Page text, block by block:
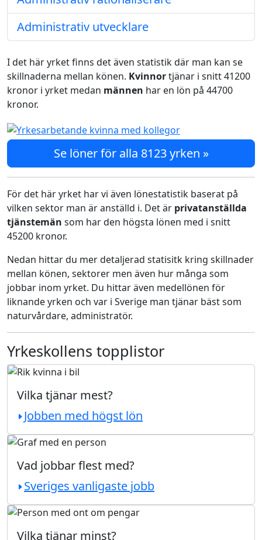
Administrativ utvecklare
I det här yrket finns det även statistik där man kan se
skillnaderna mellan könen. Kvinnortjänar i snitt 41200
kronor i yrket medan männen har en lön på 44700
kronor.
Se löner för alla 8123 yrken »
För det här yrket har vi även lönestatistik baserat på
vilken sektor man är anställd i. Det är privatanställda
tjänstemän som har den högsta lönen med i snitt
45200 kronor.
Nedan hittar du mer detaljerad statisitk kring skillnader
mellan könen, sektorer men även hur många som
jobbar inom yrket. Du hittar även medellönen för
liknande yrken och var i Sverige man tjänar bäst som
naturvårdare, administratör.
Yrkeskollens topplistor
Vilka tjänar mest?
Jobben med högst lön
Vad jobbar flest med?
Sveriges vanligaste jobb
Vilka tjänar minst?